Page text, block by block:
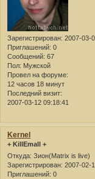
Зарегистрирован: 2007-03-
Приглашений: 0
Сообщений: 67
Пол: Мужской
Провел на форуме:
12 часов 18 минут
Последний визит:
2007-03-12 09:18:41
Kernel
+ KillEmall +
Откуда: Зион(Matrix is live)
Зарегистрирован: 2007-02-
Приглашений: 0